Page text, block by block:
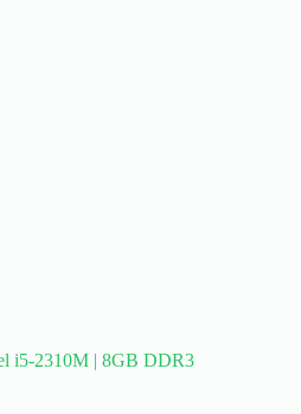
i5-2310M | 8GB DDR3